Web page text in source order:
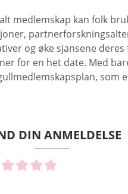
medlemskap kan folk
og øke sjansene deres
for en het date. Med
som
DIN ANMELDELSE